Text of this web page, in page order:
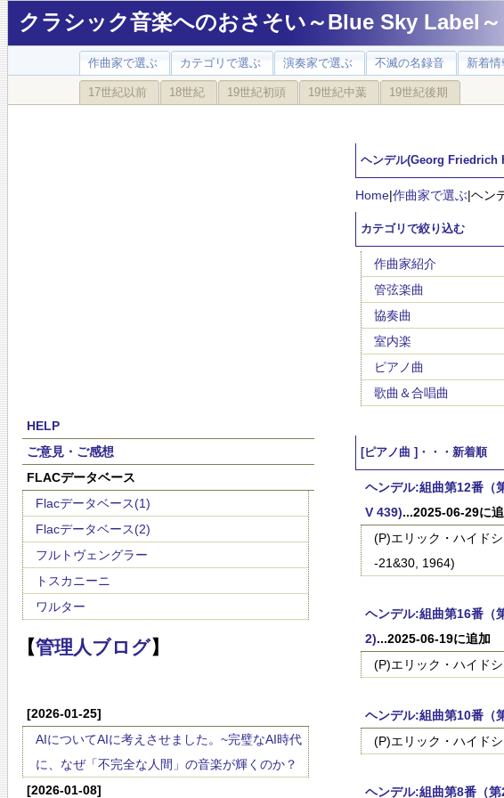
クラシック音楽へのおさそい～Blue Sky Label～
作曲家で選ぶ カテゴリで選ぶ 演奏家で選ぶ 不滅の名録音 新着情
17世紀以前 18世紀 19世紀初頭 19世紀中葉 19世紀後期
HELP
ご意見・ご感想
FLACデータベース
Flacデータベース(1)
Flacデータベース(2)
フルトヴェングラー
トスカニーニ
ワルター
【管理人ブログ】
[2026-01-25]
AIについてAIに考えさせました。~完璧なAI時代
に、なぜ「不完全な人間」の音楽が輝くのか？
[2026-01-08]
ヘンデル(Georg Friedrich
Home|作曲家で選ぶ|ヘン
カテゴリで絞り込む
作曲家紹介
管弦楽曲
協奏曲
室内楽
ピアノ曲
歌曲＆合唱曲
[ピアノ曲 ]・・・新着順
ヘンデル:組曲第12番
V 439)...2025-06-29に
(P)エリック・ハイド
-21&30, 1964)
ヘンデル:組曲第16番
2)...2025-06-19に追加
(P)エリック・ハイド
ヘンデル:組曲第10番（
(P)エリック・ハイド
ヘンデル:組曲第8番（